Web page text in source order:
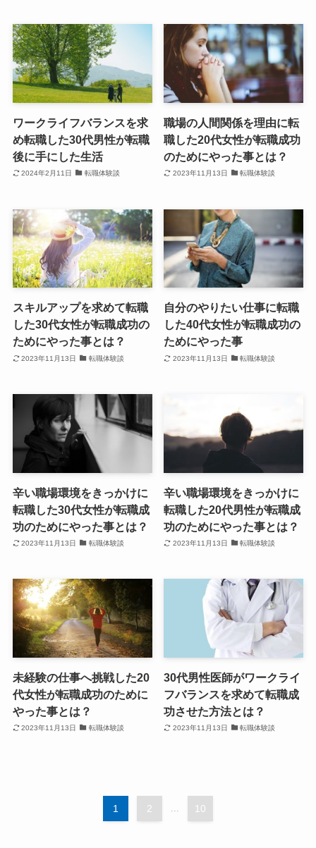
ワークライフバランスを求
め転職した30代男性が転職
後に手にした生活
2024年2月11日 転職体験談
職場の人間関係を理由に転
職した20代女性が転職成功
のためにやった事とは？
2023年11月13日 転職体験談
スキルアップを求めて転職
した30代女性が転職成功の
ためにやった事とは？
2023年11月13日 転職体験談
自分のやりたい仕事に転職
した40代女性が転職成功の
ためにやった事
2023年11月13日 転職体験談
辛い職場環境をきっかけに
転職した30代女性が転職成
功のためにやった事とは？
2023年11月13日 転職体験談
辛い職場環境をきっかけに
転職した20代男性が転職成
功のためにやった事とは？
2023年11月13日 転職体験談
未経験の仕事へ挑戦した20
代女性が転職成功のために
やった事とは？
2023年11月13日 転職体験談
30代男性医師がワークライ
フバランスを求めて転職成
功させた方法とは？
2023年11月13日 転職体験談
1 2 10